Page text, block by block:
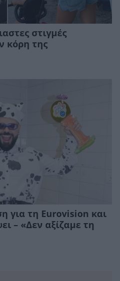
στιγμές
κόρη της
για τη Eurovision και
– «Δεν αξίζαμε τη